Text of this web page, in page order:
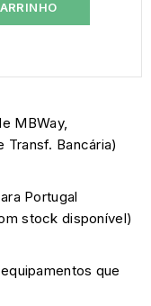
MBWay,
Transf. Bancária)
Portugal
stock disponível)
que